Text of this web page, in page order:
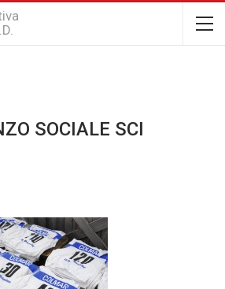
SOCIALE SCI